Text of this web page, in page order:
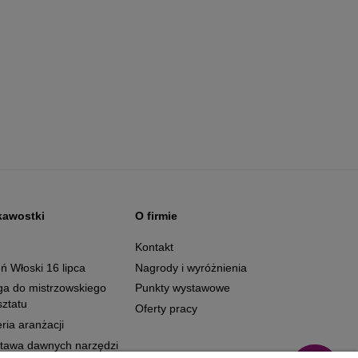
Włoski 16 lipca
do mistrzowskiego
aranżacji
dawnych narzędzi
O firmie
Kontakt
Nagrody i wyróżnienia
Punkty wystawowe
Oferty pracy